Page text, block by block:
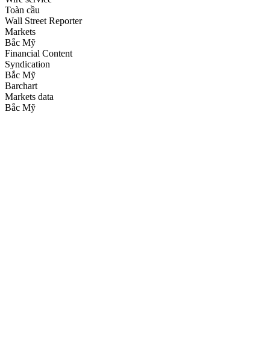
Toàn cầu
Wall Street Reporter
Markets
Bắc Mỹ
Financial Content
Syndication
Bắc Mỹ
Barchart
Markets data
Bắc Mỹ